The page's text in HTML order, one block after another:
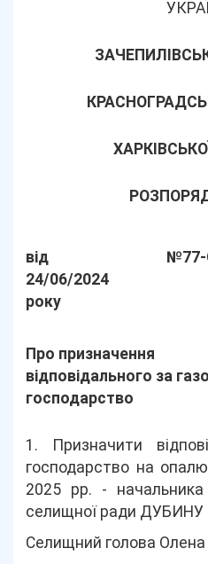
від
24/06/2024
року
Про призначення
відповідального за
господарство
1. Призначити
господарство на
2025 рр. - начальника
селищної ради ДУБИНУ
Селищний голова